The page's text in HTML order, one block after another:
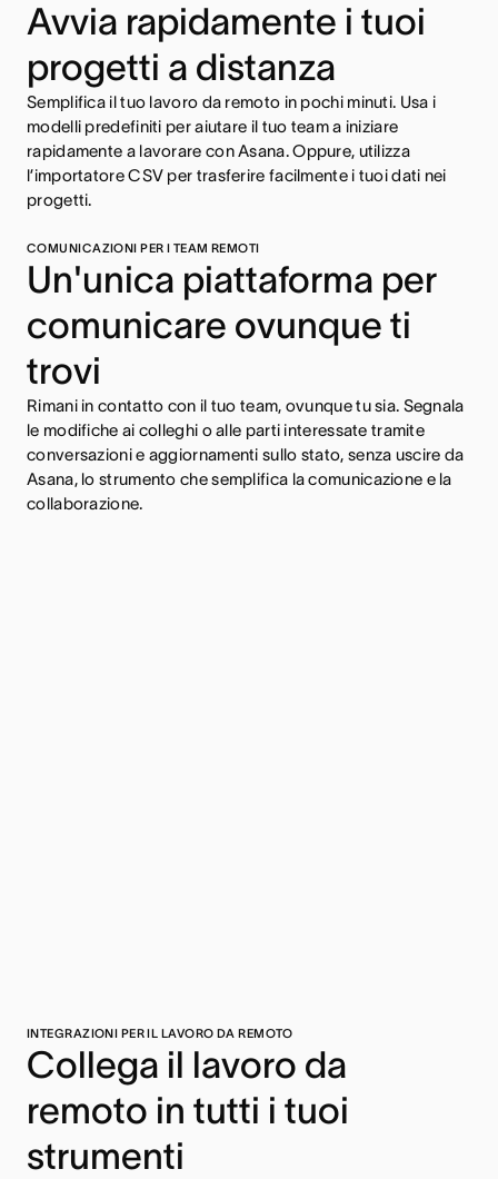
Avvia rapidamente i tuoi
progetti a distanza
Semplifica il tuo lavoro da remoto in pochi minuti. Usa i
modelli predefiniti per aiutare il tuo team a iniziare
rapidamente a lavorare con Asana. Oppure, utilizza
l’importatore CSV per trasferire facilmente i tuoi dati nei
progetti.
COMUNICAZIONI PER I TEAM REMOTI
Un'unica piattaforma per
comunicare ovunque ti
trovi
Rimani in contatto con il tuo team, ovunque tu sia. Segnala
le modifiche ai colleghi o alle parti interessate tramite
conversazioni e aggiornamenti sullo stato, senza uscire da
Asana, lo strumento che semplifica la comunicazione e la
collaborazione.
INTEGRAZIONI PER IL LAVORO DA REMOTO
Collega il lavoro da
remoto in tutti i tuoi
strumenti